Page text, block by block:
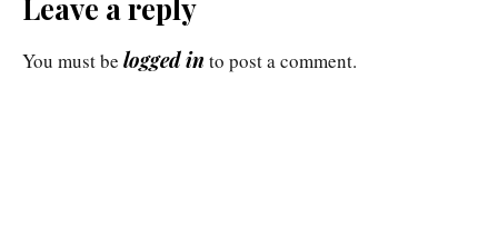
Leave a reply
You must be logged in to post a comment.